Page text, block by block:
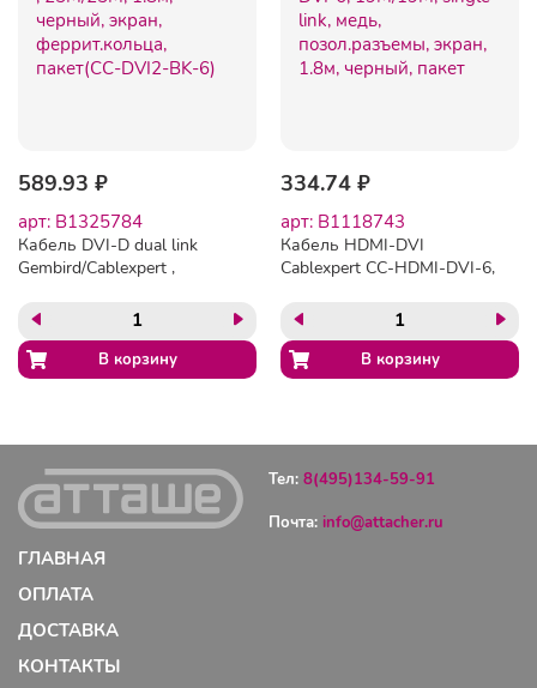
589.93 ₽
арт: B1325784
Кабель DVI-D dual link
Gembird/Cablexpert ,
экран, феррит.кольца,
пакет(CC-DVI2-BK-6)
334.74 ₽
арт: B1118743
Кабель HDMI-DVI
Cablexpert CC-HDMI-DVI-6,
позол.разъемы, экран,
1.8м, черный, пакет
Тел: 8(495)134-59-91
Почта: info@attacher.ru
ГЛАВНАЯ
ОПЛАТА
ДОСТАВКА
КОНТАКТЫ